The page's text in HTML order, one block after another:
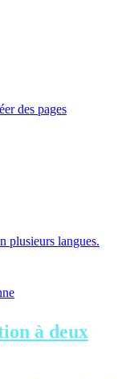
des pages
plusieurs langues.
à deux